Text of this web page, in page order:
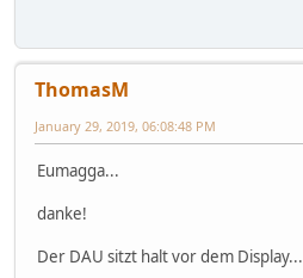
ThomasM
January 29, 2019, 06:08:48 PM
Eumagga...
danke!
Der DAU sitzt halt vor dem Display...